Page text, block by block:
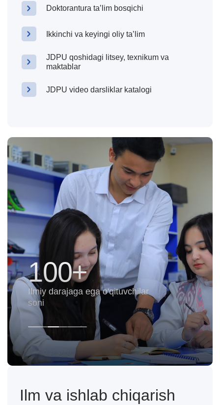
Doktorantura taʼlim bosqichi
Ikkinchi va keyingi oliy taʼlim
JDPU qoshidagi litsey, texnikum va
maktablar
JDPU video darsliklar katalogi
Ilm va ishlab chiqarish
160+
Ilmiy unvonga ega o'qituvchilar
soni